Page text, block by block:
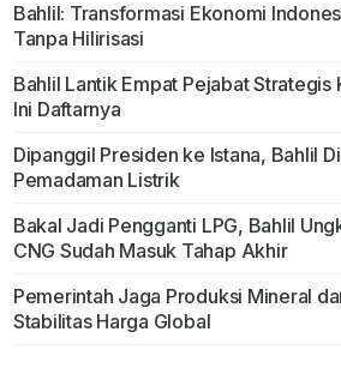
Bahlil: Transformasi Ekonomi
Tanpa Hilirisasi
Bahlil Lantik Empat Pejabat Strategis
Ini Daftarnya
Dipanggil Presiden ke Istana, Bahlil
Pemadaman Listrik
Bakal Jadi Pengganti LPG, Bahlil
CNG Sudah Masuk Tahap Akhir
Pemerintah Jaga Produksi Mineral
Stabilitas Harga Global